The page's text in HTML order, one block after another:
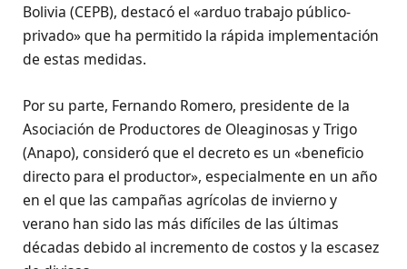
Bolivia (CEPB), destacó el «arduo trabajo público-
privado» que ha permitido la rápida implementación
de estas medidas.
Por su parte, Fernando Romero, presidente de la
Asociación de Productores de Oleaginosas y Trigo
(Anapo), consideró que el decreto es un «beneficio
directo para el productor», especialmente en un año
en el que las campañas agrícolas de invierno y
verano han sido las más difíciles de las últimas
décadas debido al incremento de costos y la escasez